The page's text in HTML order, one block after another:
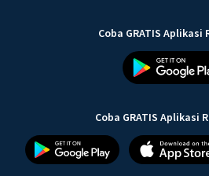
Coba GRATIS Aplikasi
Coba GRATIS Aplikasi